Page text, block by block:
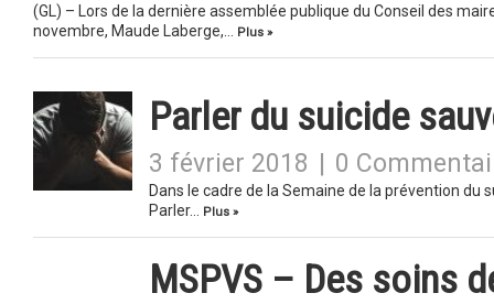
(GL) – Lors de la dernière assemblée publique du Conseil des
novembre, Maude Laberge,…
Plus »
Parler du suicide
3 février 2018 0
Dans le cadre de la Semaine de la prévention
Parler…
Plus »
MSPVS – Des soins